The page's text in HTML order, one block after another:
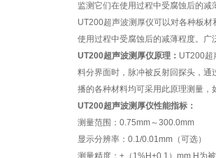
监测它们在使用过程中受腐蚀后的
UT200超声波测厚仪可以对各种板
使用过程中受腐蚀后的减薄程度。
UT200超声波测厚仪原理： UT200超
料分界面时，脉冲被反射回探头，
播的各种材料均可采用此原理测量
UT200超声波测厚仪性能指标：
测量范围：0.75mm～300.0mm
显示分辨率：0.1/0.01mm（可选）
测量精度：±（1%H+0.1）mm H为